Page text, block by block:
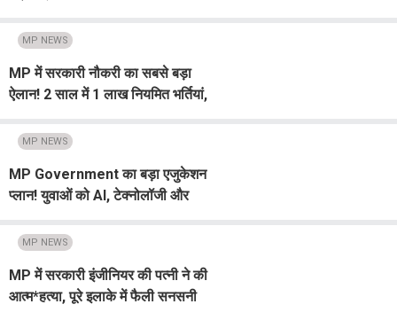
MP NEWS
MP में सरकारी नौकरी का सबसे बड़ा
ऐलान! 2 साल में 1 लाख नियमित भर्तियां,
MP NEWS
MP Government का बड़ा एजुकेशन
प्लान! युवाओं को AI, टेक्नोलॉजी और
MP NEWS
MP में सरकारी इंजीनियर की पत्नी ने की
आत्म*हत्या, पूरे इलाके में फैली सनसनी